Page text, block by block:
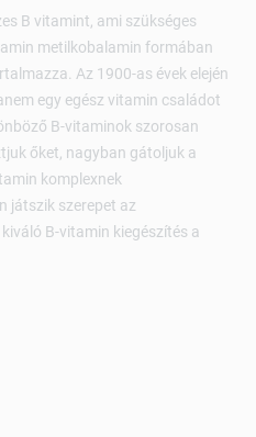
B vitamint, ami szükséges
metilkobalamin formában
Az 1900-as évek elején
egy egész vitamin családot
B-vitaminok szorosan
őket, nagyban gátoljuk a
komplexnek
játszik szerepet az
B-vitamin kiegészítés a